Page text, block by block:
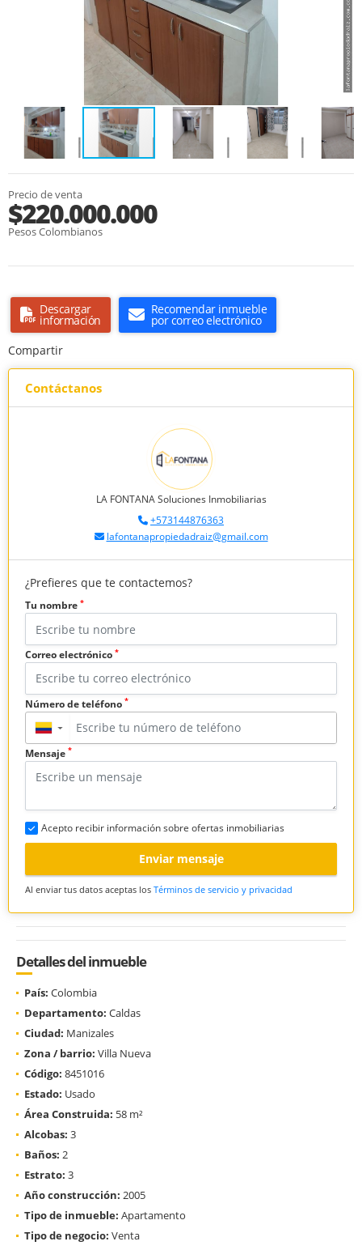
Precio de venta
$220.000.000
Pesos Colombianos
Descargar
información
Recomendar inmueble
por correo electrónico
Compartir
Contáctanos
LA FONTANA Soluciones Inmobiliarias
+573144876363
lafontanapropiedadraiz@gmail.com
¿Prefieres que te contactemos?
Tu nombre *
Correo electrónico *
Número de teléfono *
▼
Mensaje *
Acepto recibir información sobre ofertas inmobiliarias
Enviar mensaje
Al enviar tus datos aceptas los Términos de servicio y privacidad
Detalles del inmueble
País: Colombia
Departamento: Caldas
Ciudad: Manizales
Zona / barrio: Villa Nueva
Código: 8451016
Estado: Usado
Área Construida: 58 m²
Alcobas: 3
Baños: 2
Estrato: 3
Año construcción: 2005
Tipo de inmueble: Apartamento
Tipo de negocio: Venta